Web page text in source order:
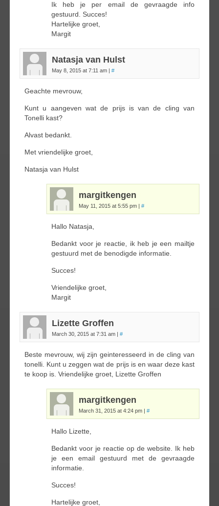
Ik heb je per email de gevraagde info
gestuurd. Succes!
Hartelijke groet,
Margit
Natasja van Hulst
May 8, 2015 at 7:11 am | #
Geachte mevrouw,
Kunt u aangeven wat de prijs is van de cling van
Tonelli kast?
Alvast bedankt.
Met vriendelijke groet,
Natasja van Hulst
margitkengen
May 11, 2015 at 5:55 pm | #
Hallo Natasja,
Bedankt voor je reactie, ik heb je een mailtje
gestuurd met de benodigde informatie.
Succes!
Vriendelijke groet,
Margit
Lizette Groffen
March 30, 2015 at 7:31 am | #
Beste mevrouw, wij zijn geinteresseerd in de cling van
tonelli. Kunt u zeggen wat de prijs is en waar deze kast
te koop is. Vriendelijke groet, Lizette Groffen
margitkengen
March 31, 2015 at 4:24 pm | #
Hallo Lizette,
Bedankt voor je reactie op de website. Ik heb
je een email gestuurd met de gevraagde
informatie.
Succes!
Hartelijke groet,